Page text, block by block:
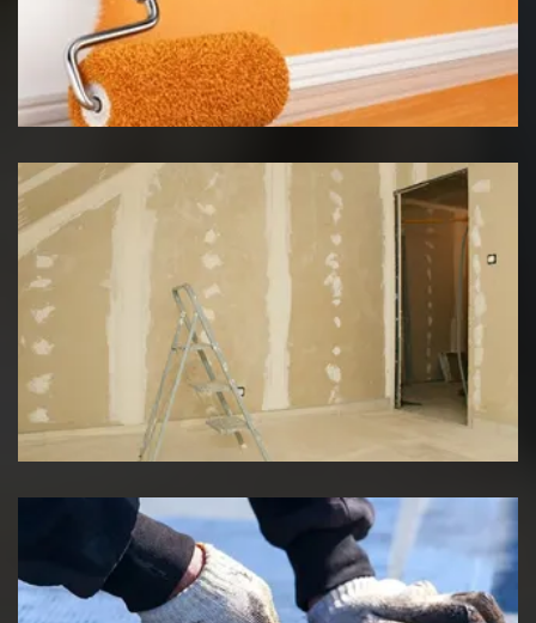
Peinture intérieur
Pose de placo